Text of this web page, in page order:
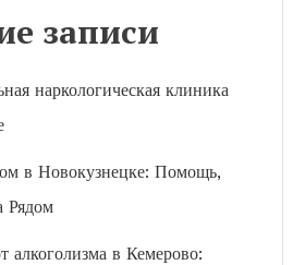
записи
наркологическая клиника
в Новокузнецке: Помощь,
Рядом
алкоголизма в Кемерово: